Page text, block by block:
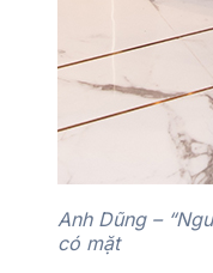
Anh Dũng –
có mặt